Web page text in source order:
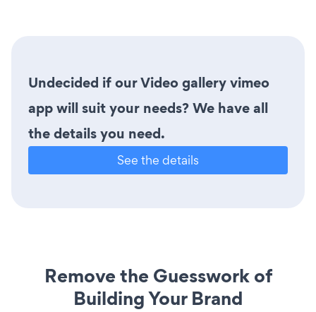
Undecided if our Video gallery vimeo
app will suit your needs? We have all
the details you need.
See the details
Remove the Guesswork of
Building Your Brand